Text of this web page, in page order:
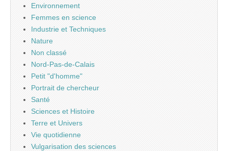
Environnement
Femmes en science
Industrie et Techniques
Nature
Non classé
Nord-Pas-de-Calais
Petit "d'homme"
Portrait de chercheur
Santé
Sciences et Histoire
Terre et Univers
Vie quotidienne
Vulgarisation des sciences